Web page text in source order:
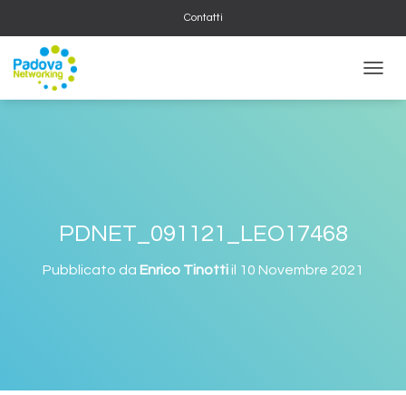
Contatti
PDNET_091121_LEO17468
Pubblicato da Enrico Tinottiil 10 Novembre 2021